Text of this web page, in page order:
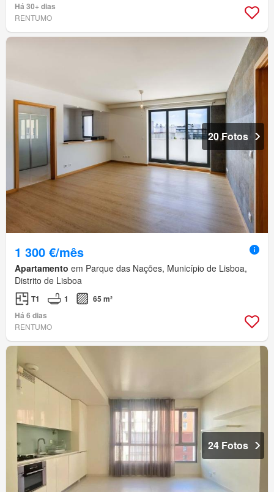
Há 30+ dias
RENTUMO
20 Fotos
1 300 €/mês
Apartamento em Parque das Nações, Município de Lisboa,
Distrito de Lisboa
T1 1
65 m²
Há 6 dias
RENTUMO
24 Fotos